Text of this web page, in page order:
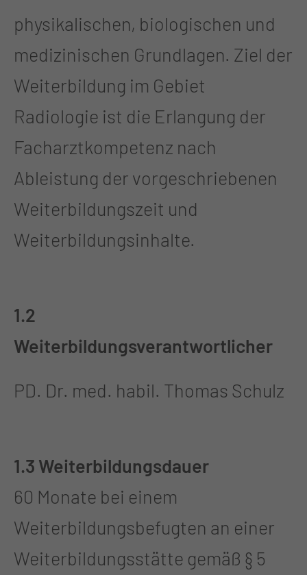
physikalischen, biologischen und
medizinischen Grundlagen. Ziel der
Weiterbildung im Gebiet
Radiologie ist die Erlangung der
Facharztkompetenz nach
Ableistung der vorgeschriebenen
Weiterbildungszeit und
Weiterbildungsinhalte.
1.2
Weiterbildungsverantwortlicher
PD. Dr. med. habil. Thomas Schulz
1.3 Weiterbildungsdauer
60 Monate bei einem
Weiterbildungsbefugten an einer
Weiterbildungsstätte gemäß § 5